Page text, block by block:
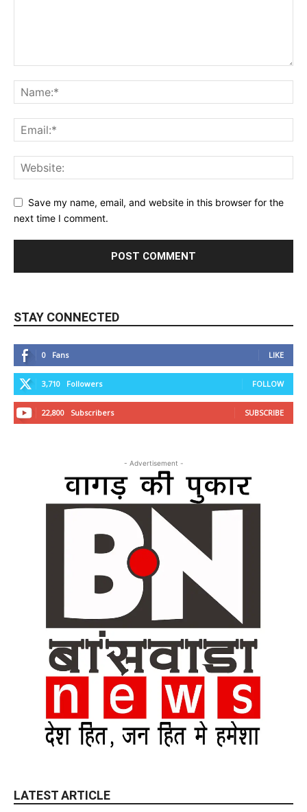
Save my name, email, and website in this browser for the
next time I comment.
STAY CONNECTED
0 Fans LIKE
3,710 Followers FOLLOW
22,800 Subscribers SUBSCRIBE
- Advertisement -
LATEST ARTICLE